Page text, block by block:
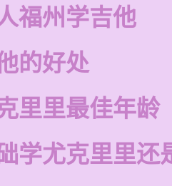
福州学吉他
的好处
里里最佳年龄
学尤克里里还